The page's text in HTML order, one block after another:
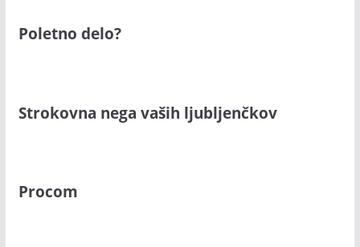
Poletno delo?
Strokovna nega vaših ljubljenčkov
Procom